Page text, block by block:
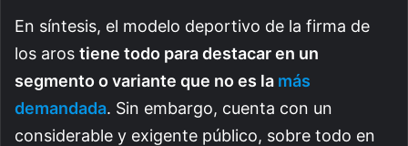
En síntesis, el modelo deportivo de la firma de
los aros tiene todo para destacar en un
segmento o variante que no es la más
demandada. Sin embargo, cuenta con un
considerable y exigente público, sobre todo en